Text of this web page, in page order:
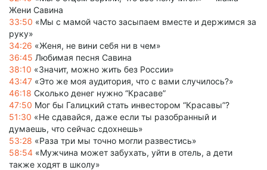
Жени Савина
33:50 «Мы с мамой часто засыпаем вместе и держимся за
руку»
34:26 «Женя, не вини себя ни в чем»
36:45 Любимая песня Савина
38:10 «Значит, можно жить без России»
43:47 «Это же моя аудитория, что с вами случилось?»
46:18 Сколько денег нужно “Красаве”
47:50 Мог бы Галицкий стать инвестором “Красавы”?
51:30 «Не сдавайся, даже если ты разобранный и
думаешь, что сейчас сдохнешь»
53:28 «Раза три мы точно могли развестись»
58:54 «Мужчина может забухать, уйти в отель, а дети
также ходят в школу»